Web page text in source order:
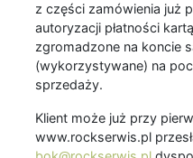
z części zamówienia już
autoryzacji płatności
zgromadzone na koncie
(wykorzystywane) na
sprzedaży.
Klient może już przy
www.rockserwis.pl